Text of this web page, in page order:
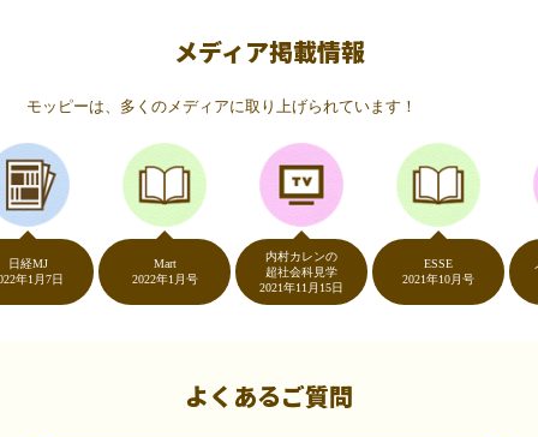
いつものネットショッピングが、モッピーでお得
（20代・女性）
友達に勧められてモッピーをはじめました。空いた時間にスマホで買
い物をすることが多いのですが、モッピーを経由するだけでショップ
のポイントとモッピーのポイントが二重で貯まることを知り、ビック
リ…！いつものネットショッピングをモッピーを経由するだけでポイ
ントが貯まるなんて…もっと早く教えてほしかった～！貯まったポイ
ントはギフト券に交換して、プチ贅沢を楽しんでます♪
（30代・男性）
メディア掲載情報
モッピーは、多くのメディアに取り上げられています！
月7日
2022年1月号
内村カレンの
超社会科見学
2021年11月15日
2021年10月号
ノン
2020
よくあるご質問